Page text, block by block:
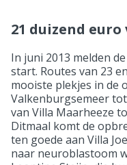
21 duizend euro
In juni 2013 melden
start. Routes van 23
mooiste plekjes in de
Valkenburgsemeer
van Villa Maarheeze
Ditmaal komt de
ten goede aan Villa
naar neuroblastoom